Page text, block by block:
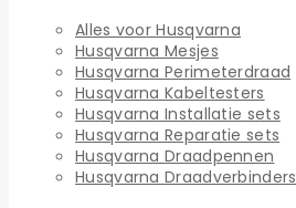
Alles voor Husqvarna
Husqvarna Mesjes
Husqvarna Perimeterdraad
Husqvarna Kabeltesters
Husqvarna Installatie sets
Husqvarna Reparatie sets
Husqvarna Draadpennen
Husqvarna Draadverbinders